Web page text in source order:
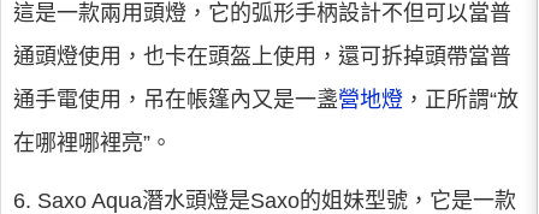
這是一款兩用頭燈，它的弧形手柄設計不但可以當普
通頭燈使用，也卡在頭盔上使用，還可拆掉頭帶當普
通手電使用，吊在帳篷內又是一盞營地燈 ，正所謂“放
在哪裡哪裡亮”。
6. Saxo Aqua潛水頭燈是Saxo的姐妹型號，它是一款